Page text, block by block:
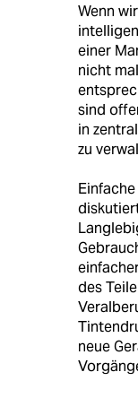
Wenn
einer
nicht
sind
in
zu
des
neue